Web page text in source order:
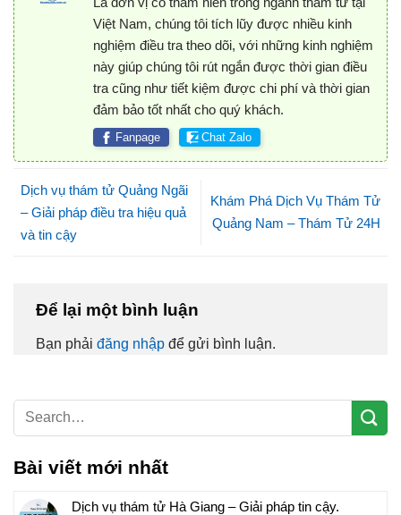
Việt Nam, chúng tôi tích lũy được nhiều kinh
nghiệm điều tra theo dõi, với những kinh nghiệm
này giúp chúng tôi rút ngắn được thời gian điều
tra cũng như tiết kiệm được chi phí và thời gian
đảm bảo tốt nhất cho quý khách.
Fanpage Chat Zalo
Dịch vụ thám tử Quảng Ngãi
– Giải pháp điều tra hiệu quả
và tin cậy
Khám Phá Dịch Vụ Thám Tử
Quảng Nam – Thám Tử 24H
Để lại một bình luận
Bạn phải đăng nhập để gửi bình luận.
Bài viết mới nhất
Dịch vụ thám tử Hà Giang – Giải pháp tin cậy.